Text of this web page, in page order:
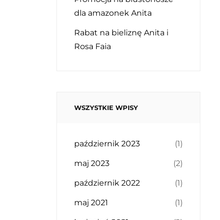
dla amazonek Anita
Rabat na bieliznę Anita i
Rosa Faia
WSZYSTKIE WPISY
październik 2023 (1)
maj 2023 (2)
październik 2022 (1)
maj 2021 (1)